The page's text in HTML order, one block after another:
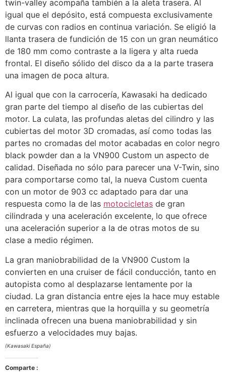
twin-valley acompaña también a la aleta trasera. Al
igual que el depósito, está compuesta exclusivamente
de curvas con radios en continua variación. Se eligió la
llanta trasera de fundición de 15 con un gran neumático
de 180 mm como contraste a la ligera y alta rueda
frontal. El diseño sólido del disco da a la parte trasera
una imagen de poca altura.
Al igual que con la carrocería, Kawasaki ha dedicado
gran parte del tiempo al diseño de las cubiertas del
motor. La culata, las profundas aletas del cilindro y las
cubiertas del motor 3D cromadas, así como todas las
partes no cromadas del motor acabadas en color negro
black powder dan a la VN900 Custom un aspecto de
calidad. Diseñada no sólo para parecer una V-Twin, sino
para comportarse como tal, la nueva Custom cuenta
con un motor de 903 cc adaptado para dar una
respuesta como la de las motocicletas de gran
cilindrada y una aceleración excelente, lo que ofrece
una aceleración superior a la de otras motos de su
clase a medio régimen.
La gran maniobrabilidad de la VN900 Custom la
convierten en una cruiser de fácil conducción, tanto en
autopista como al desplazarse lentamente por la
ciudad. La gran distancia entre ejes la hace muy estable
en carretera, mientras que la horquilla y su geometría
inclinada ofrecen una buena maniobrabilidad y sin
esfuerzo a velocidades muy bajas.
(Kawasaki España)
Comparte :